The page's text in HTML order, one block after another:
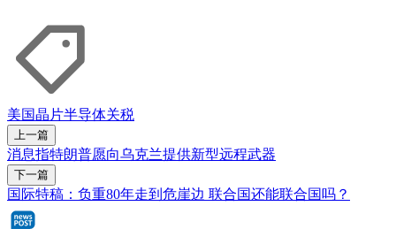
美国晶片半导体关税
上一篇
消息指特朗普愿向乌克兰提供新型远程武器
下一篇
国际特稿：负重80年走到危崖边 联合国还能联合国吗？